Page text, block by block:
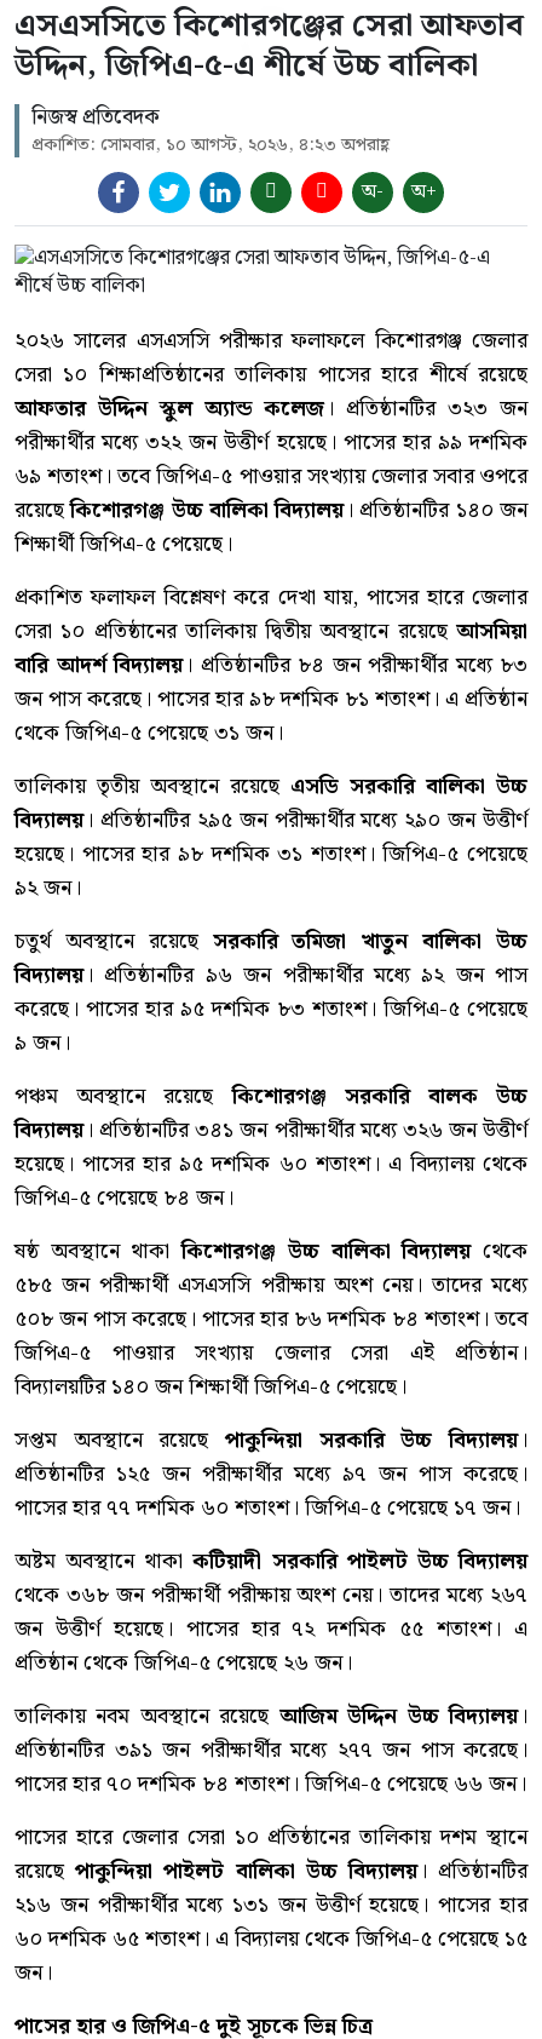
এসএসসিতে কিশোরগঞ্জের সেরা আফতাব
উদ্দিন, জিপিএ-৫-এ শীর্ষে উচ্চ বালিকা
নিজস্ব প্রতিবেদক
প্রকাশিত: সোমবার, ১০ আগস্ট, ২০২৬, ৪:২৩ অপরাহ্ণ
অ- অ+
২০২৬ সালের এসএসসি পরীক্ষার ফলাফলে কিশোরগঞ্জ জেলার
সেরা ১০ শিক্ষাপ্রতিষ্ঠানের তালিকায় পাসের হারে শীর্ষে রয়েছে
আফতার উদ্দিন স্কুল অ্যান্ড কলেজ। প্রতিষ্ঠানটির ৩২৩ জন
পরীক্ষার্থীর মধ্যে ৩২২ জন উত্তীর্ণ হয়েছে। পাসের হার ৯৯ দশমিক
৬৯ শতাংশ। তবে জিপিএ-৫ পাওয়ার সংখ্যায় জেলার সবার ওপরে
রয়েছেকিশোরগঞ্জ উচ্চ বালিকা বিদ্যালয়। প্রতিষ্ঠানটির ১৪০ জন
শিক্ষার্থী জিপিএ-৫ পেয়েছে।
প্রকাশিত ফলাফল বিশ্লেষণ করে দেখা যায়, পাসের হারে জেলার
সেরা ১০ প্রতিষ্ঠানের তালিকায় দ্বিতীয় অবস্থানে রয়েছেআসমিয়া
বারি আদর্শ বিদ্যালয়। প্রতিষ্ঠানটির ৮৪ জন পরীক্ষার্থীর মধ্যে ৮৩
জন পাস করেছে। পাসের হার ৯৮ দশমিক ৮১ শতাংশ। এ প্রতিষ্ঠান
থেকে জিপিএ-৫ পেয়েছে ৩১ জন।
তালিকায় তৃতীয় অবস্থানে রয়েছে এসডি সরকারি বালিকা উচ্চ
বিদ্যালয়। প্রতিষ্ঠানটির ২৯৫ জন পরীক্ষার্থীর মধ্যে ২৯০ জন উত্তীর্ণ
হয়েছে। পাসের হার ৯৮ দশমিক ৩১ শতাংশ। জিপিএ-৫ পেয়েছে
৯২ জন।
চতুর্থ অবস্থানে রয়েছে সরকারি তমিজা খাতুন বালিকা উচ্চ
বিদ্যালয়। প্রতিষ্ঠানটির ৯৬ জন পরীক্ষার্থীর মধ্যে ৯২ জন পাস
করেছে। পাসের হার ৯৫ দশমিক ৮৩ শতাংশ। জিপিএ-৫ পেয়েছে
৯ জন।
পঞ্চম অবস্থানে রয়েছেকিশোরগঞ্জ সরকারি বালক উচ্চ
বিদ্যালয়। প্রতিষ্ঠানটির ৩৪১ জন পরীক্ষার্থীর মধ্যে ৩২৬ জন উত্তীর্ণ
হয়েছে। পাসের হার ৯৫ দশমিক ৬০ শতাংশ। এ বিদ্যালয় থেকে
জিপিএ-৫ পেয়েছে ৮৪ জন।
ষষ্ঠ অবস্থানে থাকাকিশোরগঞ্জ উচ্চ বালিকা বিদ্যালয়থেকে
৫৮৫ জন পরীক্ষার্থী এসএসসি পরীক্ষায় অংশ নেয়। তাদের মধ্যে
৫০৮ জন পাস করেছে। পাসের হার ৮৬ দশমিক ৮৪ শতাংশ। তবে
জিপিএ-৫ পাওয়ার সংখ্যায় জেলার সেরা এই প্রতিষ্ঠান।
বিদ্যালয়টির ১৪০ জন শিক্ষার্থী জিপিএ-৫ পেয়েছে।
সপ্তম অবস্থানে রয়েছেপাকুন্দিয়া সরকারি উচ্চ বিদ্যালয়।
প্রতিষ্ঠানটির ১২৫ জন পরীক্ষার্থীর মধ্যে ৯৭ জন পাস করেছে।
পাসের হার ৭৭ দশমিক ৬০ শতাংশ। জিপিএ-৫ পেয়েছে ১৭ জন।
অষ্টম অবস্থানে থাকাকটিয়াদী সরকারি পাইলট উচ্চ বিদ্যালয়
থেকে ৩৬৮ জন পরীক্ষার্থী পরীক্ষায় অংশ নেয়। তাদের মধ্যে ২৬৭
জন উত্তীর্ণ হয়েছে। পাসের হার ৭২ দশমিক ৫৫ শতাংশ। এ
প্রতিষ্ঠান থেকে জিপিএ-৫ পেয়েছে ২৬ জন।
তালিকায় নবম অবস্থানে রয়েছেআজিম উদ্দিন উচ্চ বিদ্যালয়।
প্রতিষ্ঠানটির ৩৯১ জন পরীক্ষার্থীর মধ্যে ২৭৭ জন পাস করেছে।
পাসের হার ৭০ দশমিক ৮৪ শতাংশ। জিপিএ-৫ পেয়েছে ৬৬ জন।
পাসের হারে জেলার সেরা ১০ প্রতিষ্ঠানের তালিকায় দশম স্থানে
রয়েছেপাকুন্দিয়া পাইলট বালিকা উচ্চ বিদ্যালয়। প্রতিষ্ঠানটির
২১৬ জন পরীক্ষার্থীর মধ্যে ১৩১ জন উত্তীর্ণ হয়েছে। পাসের হার
৬০ দশমিক ৬৫ শতাংশ। এ বিদ্যালয় থেকে জিপিএ-৫ পেয়েছে ১৫
জন।
পাসের হার ও জিপিএ-৫ দুই সূচকে ভিন্ন চিত্র